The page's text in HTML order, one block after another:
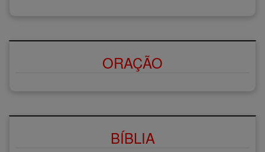
ORAÇÃO
BÍBLIA